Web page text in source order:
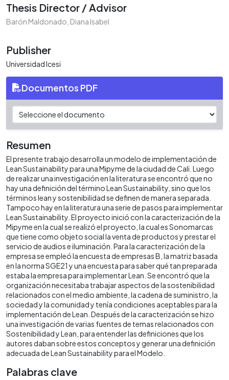
Thesis Director / Advisor
Barón Maldonado, Diana Isabel
Publisher
Universidad Icesi
Documentos PDF
Resumen
El presente trabajo desarrolla un modelo de implementación de
Lean Sustainability para una Mipyme de la ciudad de Cali. Luego
de realizar una investigación en la literatura se encontró que no
hay una definición del término Lean Sustainability, sino que los
términos lean y sostenibilidad se definen de manera separada.
Tampoco hay en la literatura una serie de pasos para implementar
Lean Sustainability. El proyecto inició con la caracterización de la
Mipyme en la cual se realizó el proyecto, la cual es Sonomarcas
que tiene como objeto social la venta de productos y prestar el
servicio de audios e iluminación. Para la caracterización de la
empresa se empleó la encuesta de empresas B, la matriz basada
en la norma SGE21 y una encuesta para saber qué tan preparada
estaba la empresa para implementar Lean. Se encontró que la
organización necesitaba trabajar aspectos de la sostenibilidad
relacionados con el medio ambiente, la cadena de suministro, la
sociedad y la comunidad y tenía condiciones aceptables para la
implementación de Lean. Después de la caracterización se hizo
una investigación de varias fuentes de temas relacionados con
Sostenibilidad y Lean, para entender las definiciones que los
autores daban sobre estos conceptos y generar una definición
adecuada de Lean Sustainability para el Modelo.
Palabras clave